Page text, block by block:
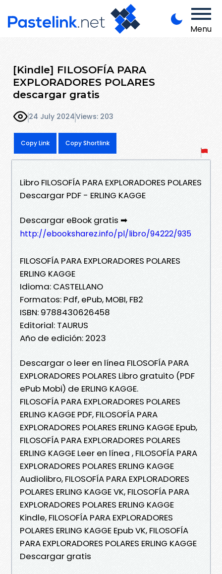
Menu
[Kindle] FILOSOFÍA PARA
EXPLORADORES POLARES
descargar gratis
24 July 2024Views: 203
Copy Link Copy Shortlink
Libro FILOSOFÍA PARA EXPLORADORES POLARES
Descargar PDF - ERLING KAGGE
Descargar eBook gratis ➡
http://ebooksharez.info/pl/libro/94222/935
FILOSOFÍA PARA EXPLORADORES POLARES
ERLING KAGGE
Idioma: CASTELLANO
Formatos: Pdf, ePub, MOBI, FB2
ISBN: 9788430626458
Editorial: TAURUS
Año de edición: 2023
Descargar o leer en línea FILOSOFÍA PARA
EXPLORADORES POLARES Libro gratuito (PDF
ePub Mobi) de ERLING KAGGE.
FILOSOFÍA PARA EXPLORADORES POLARES
ERLING KAGGE PDF, FILOSOFÍA PARA
EXPLORADORES POLARES ERLING KAGGE Epub,
FILOSOFÍA PARA EXPLORADORES POLARES
ERLING KAGGE Leer en línea , FILOSOFÍA PARA
EXPLORADORES POLARES ERLING KAGGE
Audiolibro, FILOSOFÍA PARA EXPLORADORES
POLARES ERLING KAGGE VK, FILOSOFÍA PARA
EXPLORADORES POLARES ERLING KAGGE
Kindle, FILOSOFÍA PARA EXPLORADORES
POLARES ERLING KAGGE Epub VK, FILOSOFÍA
PARA EXPLORADORES POLARES ERLING KAGGE
Descargar gratis